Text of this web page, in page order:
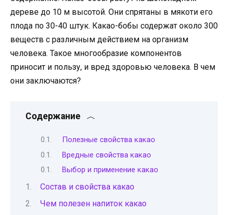
дереве до 10 м высотой. Они спрятаны в мякоти его
плода по 30-40 штук. Какао-бобы содержат около 300
веществ с различным действием на организм
человека. Такое многообразие компонентов
приносит и пользу, и вред здоровью человека. В чем
они заключаются?
Содержание
Полезные свойства какао
Вредные свойства какао
Выбор и применение какао
Состав и свойства какао
Чем полезен напиток какао